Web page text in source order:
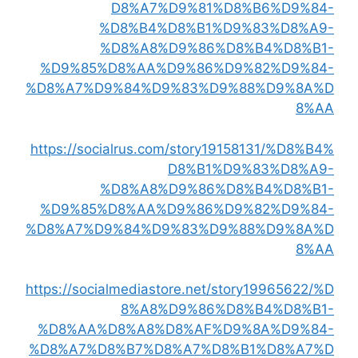
D8%A7%D9%81%D8%B6%D9%84-
%D8%B4%D8%B1%D9%83%D8%A9-
%D8%A8%D9%86%D8%B4%D8%B1-
%D9%85%D8%AA%D9%86%D9%82%D9%84-
%D8%A7%D9%84%D9%83%D9%88%D9%8A%D
8%AA
https://socialrus.com/story19158131/%D8%B4%
D8%B1%D9%83%D8%A9-
%D8%A8%D9%86%D8%B4%D8%B1-
%D9%85%D8%AA%D9%86%D9%82%D9%84-
%D8%A7%D9%84%D9%83%D9%88%D9%8A%D
8%AA
https://socialmediastore.net/story19965622/%D
8%A8%D9%86%D8%B4%D8%B1-
%D8%AA%D8%A8%D8%AF%D9%8A%D9%84-
%D8%A7%D8%B7%D8%A7%D8%B1%D8%A7%D